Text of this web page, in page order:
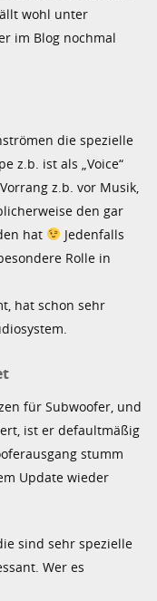
wohl unter
im Blog nochmal
die spezielle
z.b. ist als „Voice“
z.b. vor Musik,
den gar
hat
Jedenfalls
Rolle in
hat schon sehr
für Subwoofer, und
ist er defaultmäßig
stumm
Update wieder
sind sehr spezielle
Wer es